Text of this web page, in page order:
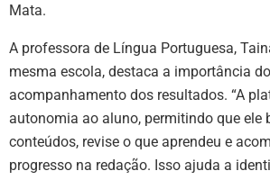
Mata.
A professora de Língua Portuguesa,
mesma escola, destaca a importância do
acompanhamento dos resultados. “A
autonomia ao aluno, permitindo que ele
conteúdos, revise o que aprendeu e
progresso na redação. Isso ajuda a